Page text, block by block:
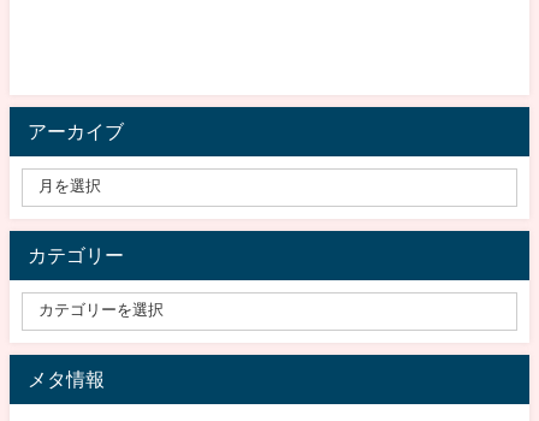
アーカイブ
カテゴリー
メタ情報